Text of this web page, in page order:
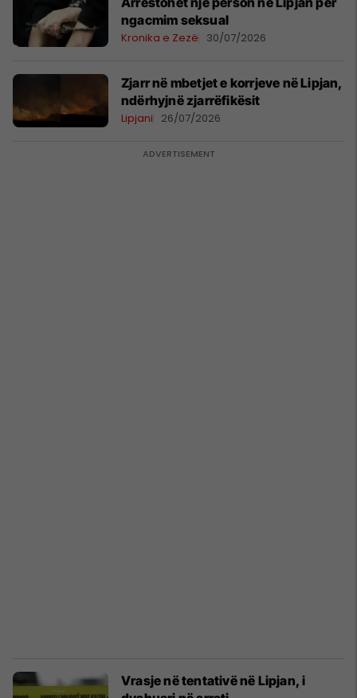
ngacmim seksual
Kronika e Zezë 30/07/2026
Zjarr në mbetjet e korrjeve në Lipjan,
ndërhyjnë zjarrëfikësit
Lipjani 26/07/2026
Vrasje në tentativë në Lipjan, i